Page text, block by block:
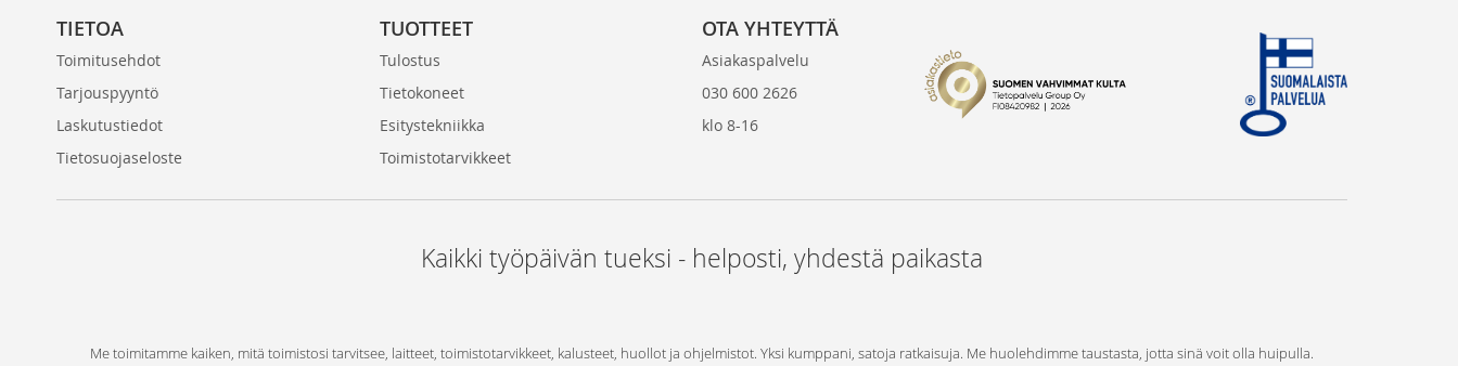
TIETOA
Toimitusehdot
Tarjouspyyntö
Laskutustiedot
Tietosuojaseloste
TUOTTEET
Tulostus
Tietokoneet
Esitystekniikka
Toimistotarvikkeet
OTA YHTEYTTÄ
Asiakaspalvelu
030 600 2626
klo 8-16
Kaikki työpäivän tueksi - helposti, yhdestä paikasta
Me toimitamme kaiken, mitä toimistosi tarvitsee, laitteet, toimistotarvikkeet, kalusteet, huollot ja ohjelmistot. Yksi kumppani, satoja ratkaisuja. Me huolehdimme taustasta, jotta sinä voit olla huipulla.